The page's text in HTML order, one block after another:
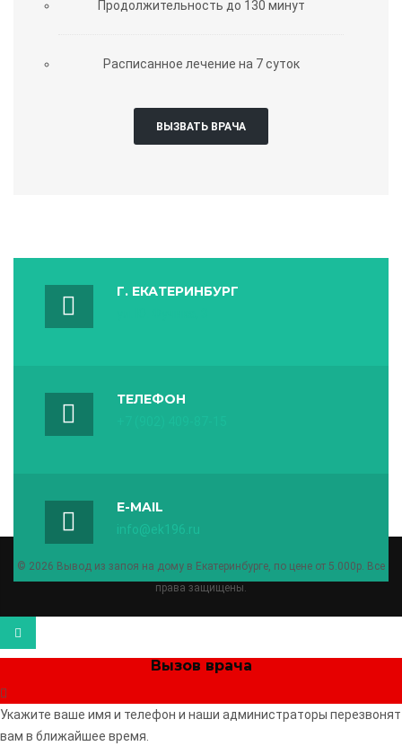
Продолжительность до 130 минут
Расписанное лечение на 7 суток
ВЫЗВАТЬ ВРАЧА
Г. ЕКАТЕРИНБУРГ
ТЕЛЕФОН
E-MAIL
info@ek196.ru
© 2026 Вывод из запоя на дому в Екатеринбурге, по цене от 5.000р. Все
права защищены.
Вызов врача
Укажите ваше имя и телефон и наши администраторы перезвонят
вам в ближайшее время.